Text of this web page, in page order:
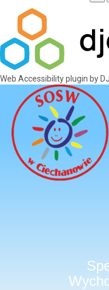
Web Accessibility plugin by